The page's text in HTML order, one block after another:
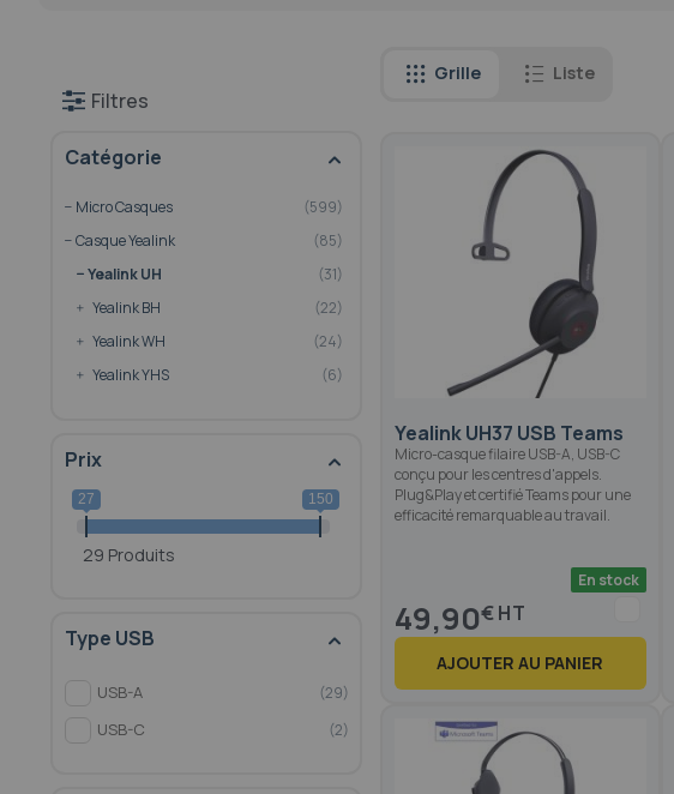
Grille Liste
Yealink UH37 USB Teams
Micro-casque filaire USB-A, USB-C
conçu pour les centres d'appels.
Plug&Play et certifié Teams pour une
efficacité remarquable au travail.
En stock
49,90€
AJOUTER AU PANIER
Filtres
Catégorie
Micro Casques
599
Casque Yealink
85
Yealink UH
31
Yealink BH
22
Yealink WH
24
Yealink YHS
6
Prix
27 150
29 Produits
Type USB
USB-A 29
USB-C 2